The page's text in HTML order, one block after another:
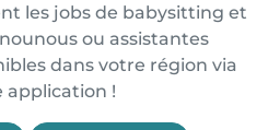
les jobs de babysitting et
ou assistantes
dans votre région via
application !